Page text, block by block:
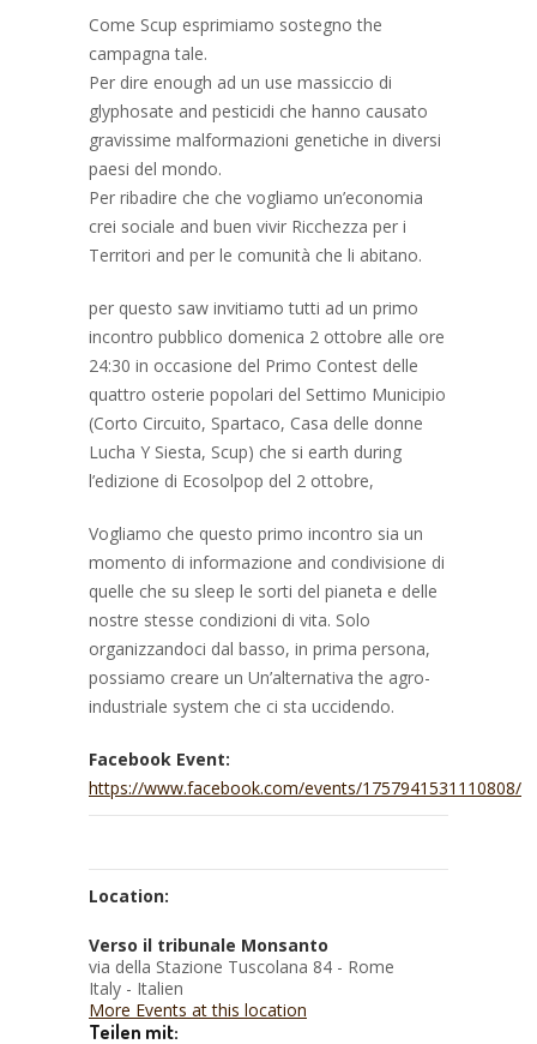
Come Scup esprimiamo sostegno the
campagna tale.
Per dire enough ad un use massiccio di
glyphosate and pesticidi che hanno causato
gravissime malformazioni genetiche in diversi
paesi del mondo.
Per ribadire che che vogliamo un’economia
crei sociale and buen vivir Ricchezza per i
Territori and per le comunità che li abitano.
per questo saw invitiamo tutti ad un primo
incontro pubblico domenica 2 ottobre alle ore
24:30 in occasione del Primo Contest delle
quattro osterie popolari del Settimo Municipio
(Corto Circuito, Spartaco, Casa delle donne
Lucha Y Siesta, Scup) che si earth during
l’edizione di Ecosolpop del 2 ottobre,
Vogliamo che questo primo incontro sia un
momento di informazione and condivisione di
quelle che su sleep le sorti del pianeta e delle
nostre stesse condizioni di vita. Solo
organizzandoci dal basso, in prima persona,
possiamo creare un Un’alternativa the agro-
industriale system che ci sta uccidendo.
Facebook Event:
https://www.facebook.com/events/1757941531110808/
Location:
Verso il tribunale Monsanto
via della Stazione Tuscolana 84 - Rome
Italy - Italien
More Events at this location
Teilen mit: